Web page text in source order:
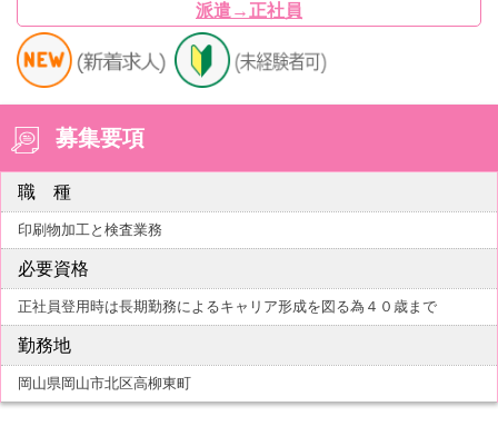
派遣→正社員
募集要項
職 種
印刷物加工と検査業務
必要資格
正社員登用時は長期勤務によるキャリア形成を図る為４０歳まで
勤務地
岡山県岡山市北区高柳東町